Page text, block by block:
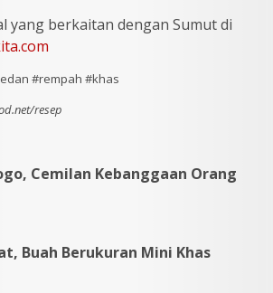
yang berkaitan dengan Sumut di
#rempah #khas
resep
Cemilan Kebanggaan Orang
Buah Berukuran Mini Khas